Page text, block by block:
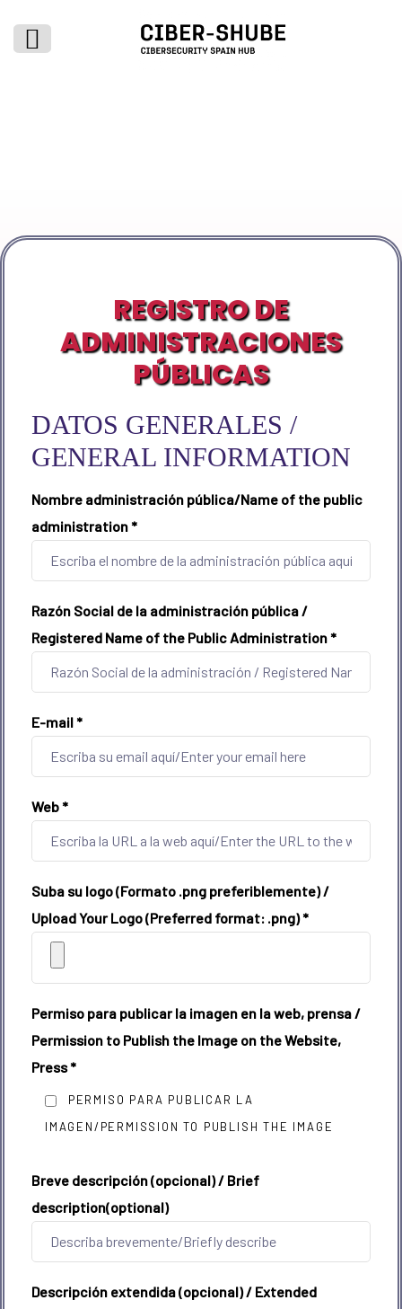
REGISTRO DE
ADMINISTRACIONES
PÚBLICAS
DATOS GENERALES /
GENERAL INFORMATION
Nombre administración pública/Name of the public
administration *
Razón Social de la administración pública /
Registered Name of the Public Administration *
E-mail *
Web *
Suba su logo (Formato .png preferiblemente) /
Upload Your Logo (Preferred format: .png)*
Permiso para publicar la imagen en la web, prensa /
Permission to Publish the Image on the Website,
Press*
PERMISO PARA PUBLICAR LA
IMAGEN/PERMISSION TO PUBLISH THE IMAGE
Breve descripción (opcional) / Brief
description(optional)
Descripción extendida (opcional) / Extended